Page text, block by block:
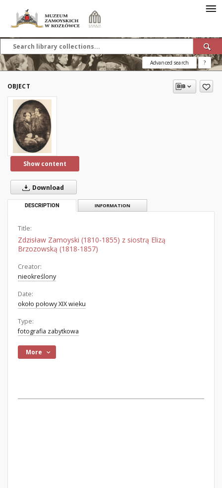
Advanced search ?
OBJECT
Show content
Download
DESCRIPTION INFORMATION
Title:
Zdzisław Zamoyski (1810-1855) z siostrą Elizą
Brzozowską (1818-1857)
Creator:
nieokreślony
Date:
około połowy XIX wieku
Type:
fotografia zabytkowa
More